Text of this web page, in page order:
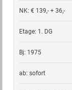
NK: € 139,- + 36,-
Etage: 1. DG
Bj: 1975
ab: sofort